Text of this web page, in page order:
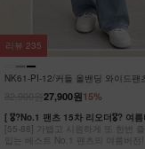
NK61-PI-12/커들 올밴딩 와이드팬
15%
27,900원
[ 🎖?No.1 팬츠 15차 리오더🎖? 여
[55-88] 가볍고 시원하게 또 한번 즐기는 믿고
입는 베스트 No.1 팬츠의 여름버전!
리뷰 235